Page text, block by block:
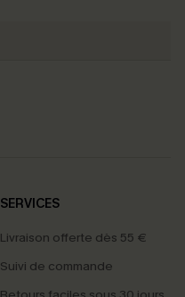
SERVICES
Livraison offerte dès 55 €
Suivi de commande